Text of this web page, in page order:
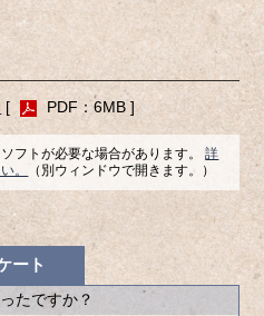
[ PDF：6MB ]
フトが必要な場合があります。詳
。
（別ウィンドウで開きます。）
ート
たですか？